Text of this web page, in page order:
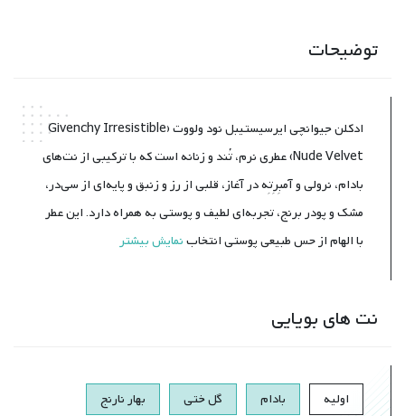
توضیحات
ادکلن جیوانچی ایرسیستیبل نود ولو‌وت (Givenchy Irresistible
Nude Velvet) عطری نرم، تُند و زنانه است که با ترکیبی از نت‌های
بادام، نرولی و آمبِرِتِه در آغاز، قلبی از رز و زنبق و پایه‌ای از سی‌در،
مشک و پودر برنج، تجربه‌ای لطیف و پوستی به همراه دارد. این عطر
با الهام از حس طبیعی پوستی انتخابنمایش بیشتر
نت های بویایی
اولیه بادام گل ختی بهار نارنج